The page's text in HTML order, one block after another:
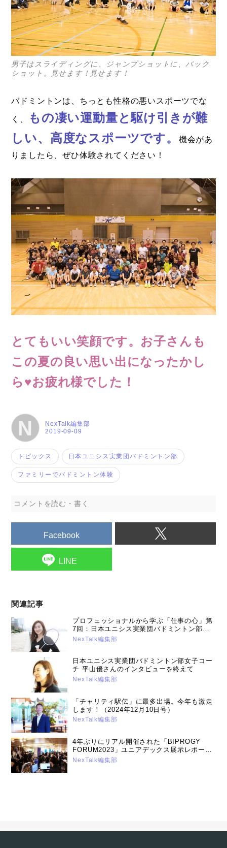
男子はスライディングに、ジャンプショットに、バック
ショット。見せます！見せます！
バドミントンは、ちっとも性格の悪いスポーツでな
く、
もの凄い運動量と駆け引きが難
しい、高度なスポーツです。
機会があ
りましたら、ぜひ体験されてください！
とてもいい笑顔です。お子さんも
この夏の良い思い出になったかし
ら♥お疲れ様でした！
N 2019-09-09
NexTalk編集部
トピックス 日本ユニシス実業団バドミントン部
ファミリーでバドミントン体験
コメントを読む・書く
Facebook
LINE
関連記事
プロフェッショナルから学ぶ「仕事の心」第
7回：日本ユニシス実業団バドミントン部女
子チームコーチ 平山優さんに聞く！世界に
NexTalk編集部
日本ユニシス実業団バドミントン部女子コー
チ 平山優さんのインタビューを終えて
NexTalk編集部
「チャリティ駅伝」に最多出場。今年も激走
します！（2024年12月10日号）
NexTalk編集部
4年ぶりにリアル開催された「BIPROGY
FORUM2023」ユニアデックス展示レポート
（2023年7月19日号）
NexTalk編集部